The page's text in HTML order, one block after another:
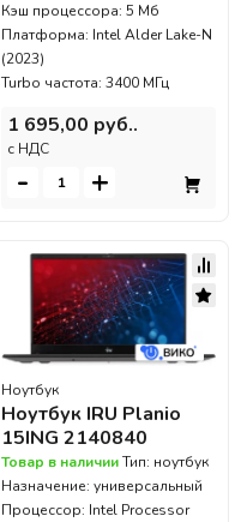
Кэш процессора: 5 Мб
Платформа: Intel Alder Lake-N
(2023)
Turbo частота: 3400 МГц
1 695,00 руб..
c НДС
- +
Ноутбук
Ноутбук IRU Planio
15ING 2140840
Товар в наличииТип: ноутбук
Назначение: универсальный
Процессор: Intel Processor